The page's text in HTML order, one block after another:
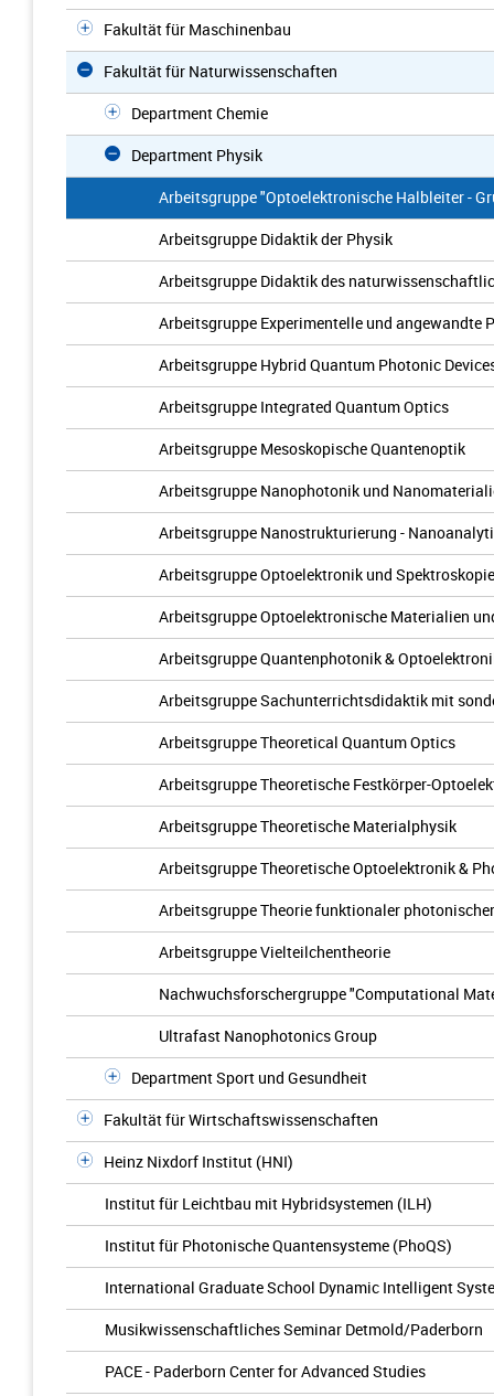
Fakultät für Maschinenbau
Fakultät für Naturwissenschaften
Department Chemie
Department Physik
Arbeitsgruppe "Optoelektronische Halbleiter -
Arbeitsgruppe Didaktik der Physik
Arbeitsgruppe Didaktik des
Arbeitsgruppe Experimentelle und angewandte
Arbeitsgruppe Hybrid Quantum Photonic
Arbeitsgruppe Integrated Quantum Optics
Arbeitsgruppe Mesoskopische Quantenoptik
Arbeitsgruppe Nanophotonik und
Arbeitsgruppe Nanostrukturierung -
Arbeitsgruppe Optoelektronik und
Arbeitsgruppe Optoelektronische Materialien
Arbeitsgruppe Quantenphotonik &
Arbeitsgruppe Sachunterrichtsdidaktik mit
Arbeitsgruppe Theoretical Quantum Optics
Arbeitsgruppe Theoretische Festkörper-
Arbeitsgruppe Theoretische Materialphysik
Arbeitsgruppe Theoretische Optoelektronik &
Arbeitsgruppe Theorie funktionaler
Arbeitsgruppe Vielteilchentheorie
Nachwuchsforschergruppe "Computational
Ultrafast Nanophotonics Group
Department Sport und Gesundheit
Fakultät für Wirtschaftswissenschaften
Heinz Nixdorf Institut (HNI)
Institut für Leichtbau mit Hybridsystemen (ILH)
Institut für Photonische Quantensysteme (PhoQS)
International Graduate School Dynamic Intelligent
Musikwissenschaftliches Seminar Detmold/Paderborn
PACE - Paderborn Center for Advanced Studies